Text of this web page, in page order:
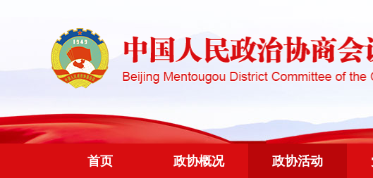
首页 政协概况 政协活动